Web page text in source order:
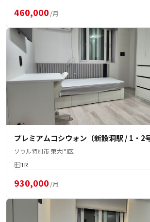
460,000 /月
プレミアムコシウォン（新設洞駅 / 1・2号
ソウル特別市 東大門区
1R
930,000 /月